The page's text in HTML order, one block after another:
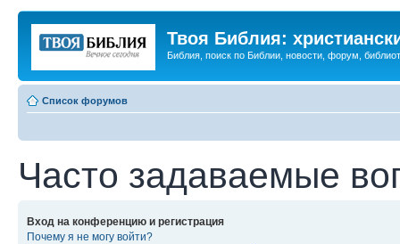
Твоя Библия:
Библия, поиск по Библии, новости, форум,
Список форумов
Часто задаваемые
Вход на конференцию и регистрация
Почему я не могу войти?